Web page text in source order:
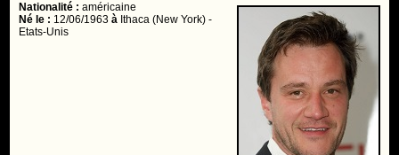
Nationalité :américaine
Né le : 12/06/1963à Ithaca (New York) -
Etats-Unis